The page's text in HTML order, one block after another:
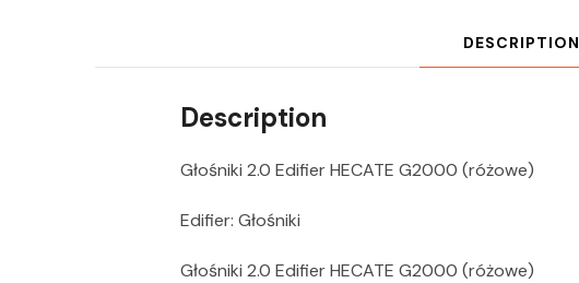
DESCRIPTION
Description
Głośniki 2.0 Edifier HECATE G2000 (różowe)
Edifier: Głośniki
Głośniki 2.0 Edifier HECATE G2000 (różowe)